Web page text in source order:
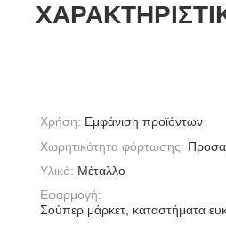
Χρήση: Εμφάνιση προϊόντων
Χωρητικότητα φόρτωσης:
Υλικό: Μέταλλο
Εφαρμογή:
Σούπερ μάρκετ, καταστήματα